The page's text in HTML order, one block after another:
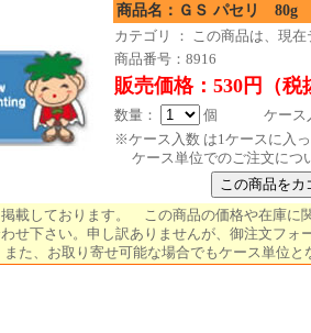
商品名：ＧＳ パセリ 80g
カテゴリ ： この商品は、現
商品番号：8916
販売価格：530円（税
数量：
個 ケース入
※ケース入数 は1ケースに入
ケース単位でのご注文につ
載しております。 この商品の価格や在庫に
せ下さい。申し訳ありませんが、御注文フォ
た、お取り寄せ可能な場合でもケース単位と